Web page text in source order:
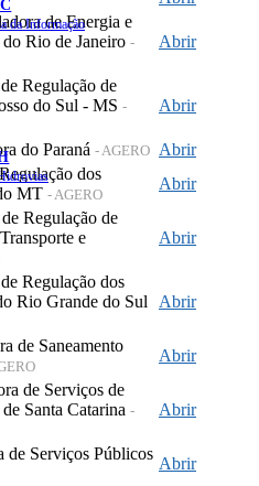
da Informação
de Energia e
Rio de Janeiro -
Abrir
Regulação de
do Sul - MS -
Abrir
do Paraná - AGERO Abrir
dos
MT - AGERO
Abrir
Regulação de
e
Abrir
Regulação dos
Rio Grande do Sul
Abrir
de Saneamento
Abrir
de Serviços de
Santa Catarina -
Abrir
de Serviços Públicos
Abrir